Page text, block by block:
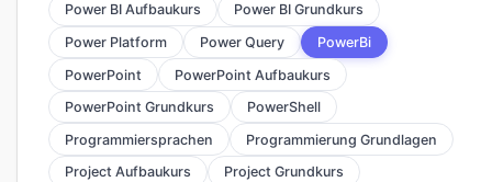
Power BI Aufbaukurs
Power BI Grundkurs
Power Platform
Power Query
PowerBi
PowerPoint
PowerPoint Aufbaukurs
PowerPoint Grundkurs
PowerShell
Programmiersprachen
Programmierung Grundlagen
Project Aufbaukurs
Project Grundkurs